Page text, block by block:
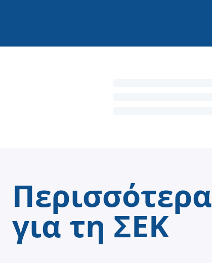
Περισσότερα
για τη ΣΕΚ